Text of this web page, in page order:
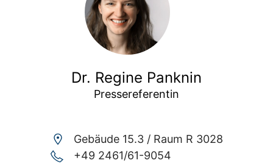
Dr. Regine Panknin
Pressereferentin
Gebäude 15.3 / Raum R 3028
+49 2461/61-9054